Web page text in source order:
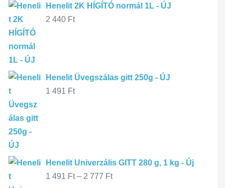
Henelit 2K HÍGÍTÓ normál 1L - ÚJ
2 440 Ft
Henelit Üvegszálas gitt 250g - ÚJ
1 491 Ft
Henelit Univerzális GITT 280 g, 1 kg - Új
1 491 Ft – 2 777 Ft